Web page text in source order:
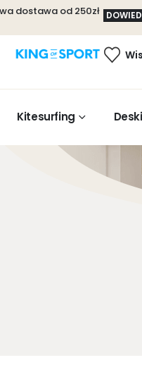
dostawa od 250zł
Kitesurfing